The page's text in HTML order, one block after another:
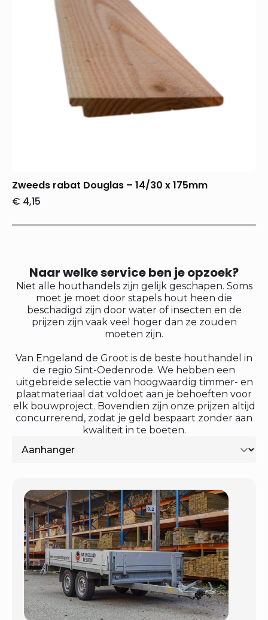
Zweeds rabat Douglas – 14/30 x 175mm
€ 4,15
Naar welke service ben je opzoek?
Niet alle houthandels zijn gelijk geschapen. Soms
moet je moet door stapels hout heen die
beschadigd zijn door water of insecten en de
prijzen zijn vaak veel hoger dan ze zouden
moeten zijn.
Van Engeland de Groot is de beste houthandel in
de regio Sint-Oedenrode. We hebben een
uitgebreide selectie van hoogwaardig timmer- en
plaatmateriaal dat voldoet aan je behoeften voor
elk bouwproject. Bovendien zijn onze prijzen altijd
concurrerend, zodat je geld bespaart zonder aan
kwaliteit in te boeten.